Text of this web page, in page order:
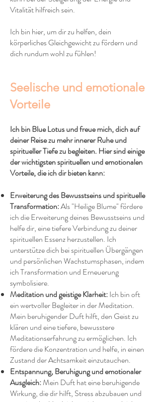
Vitalität hilfreich sein.
Ich bin hier, um dir zu helfen, dein
körperliches Gleichgewicht zu fördern und
dich rundum wohl zu fühlen!
Seelische und emotionale
Vorteile
Ich bin Blue Lotus und freue mich, dich auf
deiner Reise zu mehr innerer Ruhe und
spiritueller Tiefe zu begleiten. Hier sind einige
der wichtigsten spirituellen und emotionalen
Vorteile, die ich dir bieten kann:
Erweiterung des Bewusstseins und spirituelle
Transformation:Als "Heilige Blume" fördere
ich die Erweiterung deines Bewusstseins und
helfe dir, eine tiefere Verbindung zu deiner
spirituellen Essenz herzustellen. Ich
unterstütze dich bei spirituellen Übergängen
und persönlichen Wachstumsphasen, indem
ich Transformation und Erneuerung
symbolisiere.
Meditation und geistige Klarheit:Ich bin oft
ein wertvoller Begleiter in der Meditation.
Mein beruhigender Duft hilft, den Geist zu
klären und eine tiefere, bewusstere
Meditationserfahrung zu ermöglichen. Ich
fördere die Konzentration und helfe, in einen
Zustand der Achtsamkeit einzutauchen.
Entspannung, Beruhigung und emotionaler
Ausgleich:Mein Duft hat eine beruhigende
Wirkung, die dir hilft, Stress abzubauen und